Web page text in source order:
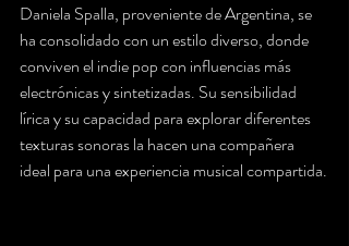
Daniela Spalla, proveniente de Argentina, se
ha consolidado con un estilo diverso, donde
conviven el indie pop con influencias más
electrónicas y sintetizadas. Su sensibilidad
lírica y su capacidad para explorar diferentes
texturas sonoras la hacen una compañera
ideal para una experiencia musical compartida.